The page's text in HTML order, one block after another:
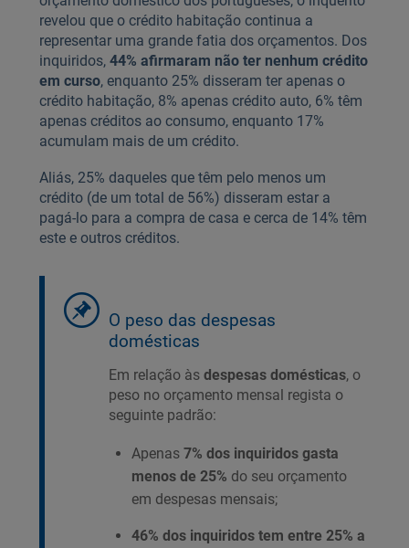
revelou que o crédito habitação continua a
representar uma grande fatia dos orçamentos. Dos
inquiridos, 44% afirmaram não ter nenhum crédito
em curso, enquanto 25% disseram ter apenas o
crédito habitação, 8% apenas crédito auto, 6% têm
apenas créditos ao consumo, enquanto 17%
acumulam mais de um crédito.
Aliás, 25% daqueles que têm pelo menos um
crédito (de um total de 56%) disseram estar a
pagá-lo para a compra de casa e cerca de 14% têm
este e outros créditos.
O peso das despesas
domésticas
Em relação às despesas domésticas, o
peso no orçamento mensal regista o
seguinte padrão:
Apenas 7% dos inquiridos gasta
menos de 25% do seu orçamento
em despesas mensais;
46% dos inquiridos tem entre 25% a